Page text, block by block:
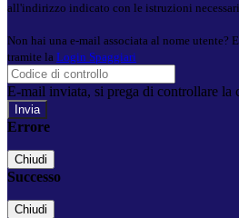
all'indirizzo indicato con le istruzioni
Non hai una e-mail associata al nome utente?
tramite la Login Spaggiari
E-mail inviata, si prega di controllare la
Errore
Chiudi
Successo
Chiudi